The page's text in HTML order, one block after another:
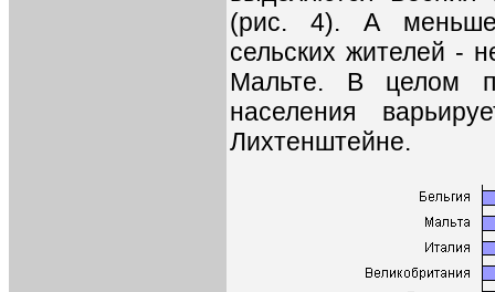
(рис. 4). А меньше
сельских жителей -
Мальте. В целом
населения
Лихтенштейне.